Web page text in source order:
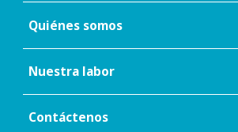
Quiénes somos
Nuestra labor
Contáctenos